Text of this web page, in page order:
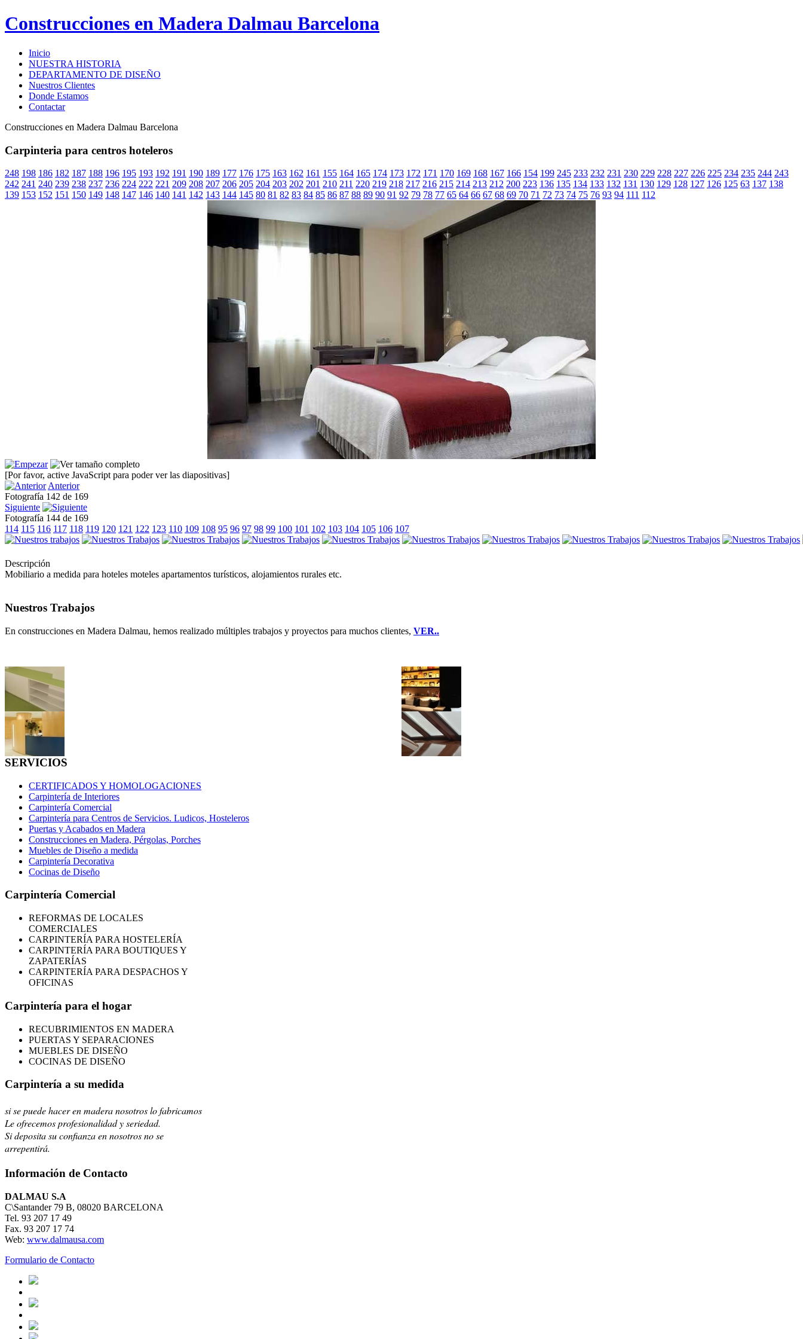
Construcciones en Madera Dalmau Barcelona
Inicio
NUESTRA HISTORIA
DEPARTAMENTO DE DISEÑO
Nuestros Clientes
Donde Estamos
Contactar
Construcciones en Madera Dalmau Barcelona
Carpinteria para centros hoteleros
248 198 186 182 187 188 196 195 193 192 191 190 189 177 176 175 163 162 161 155 164 165 174 173 172 171 170 169 168 167 166 154 199 245 233 232 231 230 229 228 227 226 225 234 235 244 243
242 241 240 239 238 237 236 224 222 221 209 208 207 206 205 204 203 202 201 210 211 220 219 218 217 216 215 214 213 212 200 223 136 135 134 133 132 131 130 129 128 127 126 125 63 137 138
139 153 152 151 150 149 148 147 146 140 141 142 143 144 145 80 81 82 83 84 85 86 87 88 89 90 91 92 79 78 77 65 64 66 67 68 69 70 71 72 73 74 75 76 93 94 111 112
[Por favor, active JavaScript para poder ver las diapositivas]
Anterior
Fotografía 142 de 169
Siguiente
Fotografía 144 de 169
114 115 116 117 118 119 120 121 122 123 110 109 108 95 96 97 98 99 100 101 102 103 104 105 106 107
Descripción
Mobiliario a medida para hoteles moteles apartamentos turísticos, alojamientos rurales etc.
Nuestros Trabajos
En construcciones en Madera Dalmau, hemos realizado múltiples trabajos y proyectos para muchos clientes, VER..
SERVICIOS
CERTIFICADOS Y HOMOLOGACIONES
Carpintería de Interiores
Carpintería Comercial
Carpintería para Centros de Servicios. Ludicos, Hosteleros
Puertas y Acabados en Madera
Construcciones en Madera, Pérgolas, Porches
Muebles de Diseño a medida
Carpintería Decorativa
Cocinas de Diseño
Carpintería Comercial
REFORMAS DE LOCALES
COMERCIALES
CARPINTERÍA PARA HOSTELERÍA
CARPINTERÍA PARA BOUTIQUES Y
ZAPATERÍAS
CARPINTERÍA PARA DESPACHOS Y
OFICINAS
Carpintería para el hogar
RECUBRIMIENTOS EN MADERA
PUERTAS Y SEPARACIONES
MUEBLES DE DISEÑO
COCINAS DE DISEÑO
Carpintería a su medida
si se puede hacer en madera nosotros lo fabricamos
Le ofrecemos profesionalidad y seriedad.
Si deposita su confianza en nosotros no se
arrepentirá.
Información de Contacto
DALMAU S.A
C\Santander 79 B, 08020 BARCELONA
Tel. 93 207 17 49
Fax. 93 207 17 74
Web: www.dalmausa.com
Formulario de Contacto